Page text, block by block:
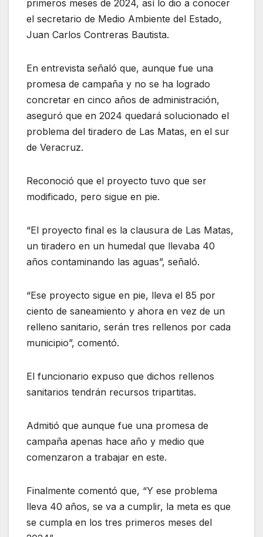
primeros meses de 2024, así lo dio a conocer
el secretario de Medio Ambiente del Estado,
Juan Carlos Contreras Bautista.
En entrevista señaló que, aunque fue una
promesa de campaña y no se ha logrado
concretar en cinco años de administración,
aseguró que en 2024 quedará solucionado el
problema del tiradero de Las Matas, en el sur
de Veracruz.
Reconoció que el proyecto tuvo que ser
modificado, pero sigue en pie.
“El proyecto final es la clausura de Las Matas,
un tiradero en un humedal que llevaba 40
años contaminando las aguas”, señaló.
“Ese proyecto sigue en pie, lleva el 85 por
ciento de saneamiento y ahora en vez de un
relleno sanitario, serán tres rellenos por cada
municipio”, comentó.
El funcionario expuso que dichos rellenos
sanitarios tendrán recursos tripartitas.
Admitió que aunque fue una promesa de
campaña apenas hace año y medio que
comenzaron a trabajar en este.
Finalmente comentó que, “Y ese problema
lleva 40 años, se va a cumplir, la meta es que
se cumpla en los tres primeros meses del